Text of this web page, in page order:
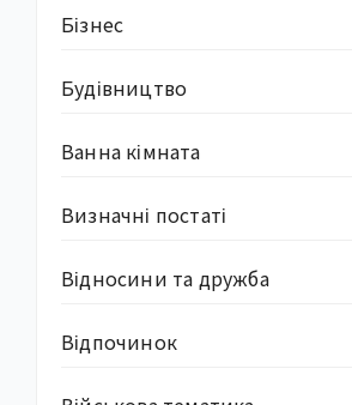
Бізнес
Будівництво
Ванна кімната
Визначні постаті
Відносини та дружба
Відпочинок